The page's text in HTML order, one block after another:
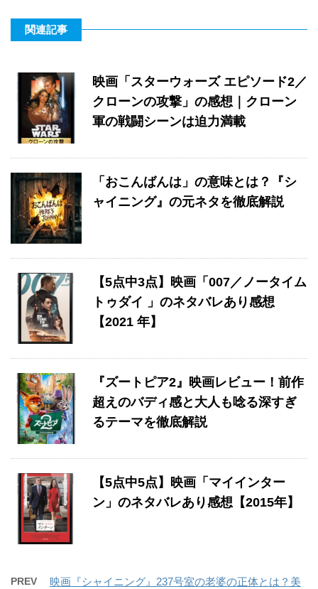
関連記事
映画「スターウォーズ エピソード2／
クローンの攻撃」の感想｜クローン
軍の戦闘シーンは迫力満載
「おこんばんは」の意味とは？『シ
ャイニング』の元ネタを徹底解説
【5点中3点】映画「007／ノータイム
トゥダイ 」のネタバレあり感想
【2021 年】
『ズートピア2』映画レビュー！前作
超えのバディ感と大人も唸る深すぎ
るテーマを徹底解説
【5点中5点】映画「マイインター
ン」のネタバレあり感想【2015年】
PREV
映画『シャイニング』237号室の老婆の正体とは？美